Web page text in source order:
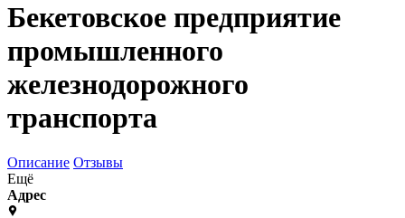
Бекетовское предприятие
промышленного
железнодорожного
транспорта
Описание Отзывы
Ещё
Адрес